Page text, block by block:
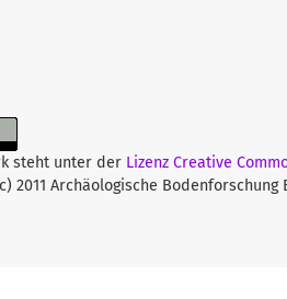
steht unter der Lizenz Creative
2011 Archäologische Bodenforschung